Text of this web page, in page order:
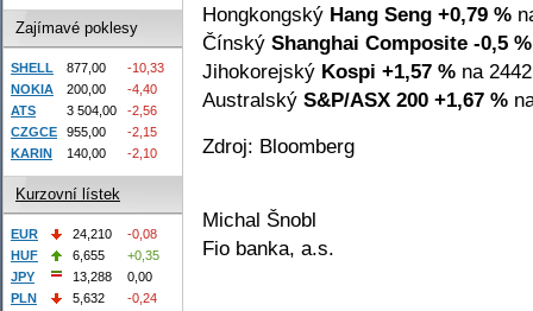
Hongkongský Hang Seng +0,79 %
Čínský Shanghai Composite -0,5 %
Jihokorejský Kospi +1,57 % na
Australský S&P/ASX 200 +1,67 %
Zdroj: Bloomberg
Michal Šnobl
Fio banka, a.s.
Zajímavé poklesy
SHELL 877,00
-10,33
NOKIA
200,00
-4,40
ATS
3 504,00
-2,56
CZGCE
955,00
-2,15
KARIN
140,00 -2,10
Kurzovní lístek
EUR 24,210
-0,08
HUF
6,655
+0,35
JPY
13,288
0,00
PLN
5,632
-0,24